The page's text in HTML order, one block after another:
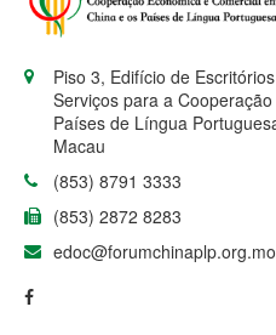
Piso 3, Edifício de
Serviços para a
Países de Língua
Macau
(853) 8791 3333
(853) 2872 8283
edoc@forumchinaplp.org.mo